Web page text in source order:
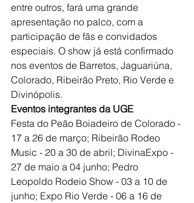
entre outros, fará uma grande
apresentação no palco, com a
participação de fãs e convidados
especiais. O show já está confirmado
nos eventos de Barretos, Jaguariúna,
Colorado, Ribeirão Preto, Rio Verde e
Divinópolis.
Eventos integrantes da UGE
Festa do Peão Boiadeiro de Colorado -
17 a 26 de março; Ribeirão Rodeo
Music - 20 a 30 de abril; DivinaExpo -
27 de maio a 04 junho; Pedro
Leopoldo Rodeio Show - 03 a 10 de
junho; Expo Rio Verde - 06 a 16 de